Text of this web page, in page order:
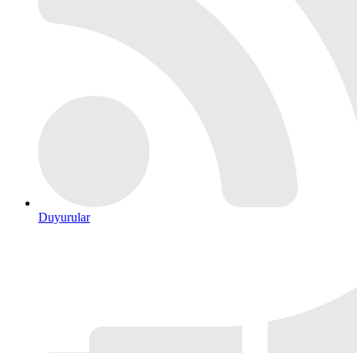
Duyurular